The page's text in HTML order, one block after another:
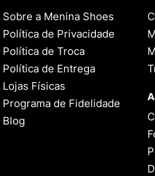
Sobre a Menina Shoes
Política de Privacidade
Política de Troca
Política de Entrega
Lojas Físicas
Programa de Fidelidade
Blog